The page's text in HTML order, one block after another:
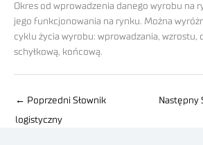
Okres od wprowadzenia danego wyrobu na
jego funkcjonowania na rynku. Można
cyklu życia wyrobu: wprowadzania, wzrostu,
schyłkową, końcową.
← Poprzedni Słownik
logistyczny
Następny